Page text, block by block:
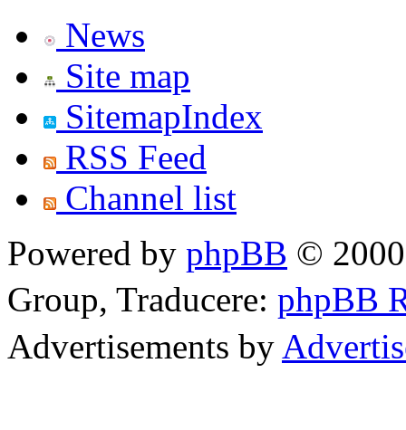
News
Site map
SitemapIndex
RSS Feed
Channel list
Powered by phpBB ©
Group, Traducere: phpBB
Advertisements by